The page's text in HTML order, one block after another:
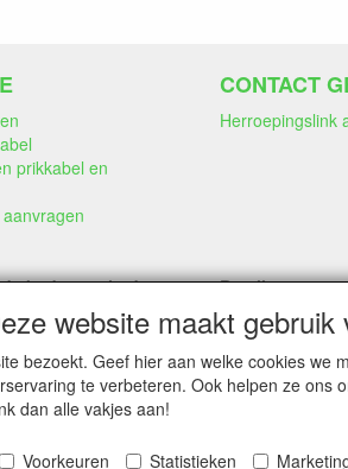
prikkabel en
CONTACT
Herroepingslink
bedragen in deze
21% BTW
Betalingen:
Wero Ideal
Paypal
website maakt gebruik
bezoekt. Geef hier aan welke cookies we
te verbeteren. Ook helpen ze ons
dan alle vakjes aan!
Voorkeuren Statistieken